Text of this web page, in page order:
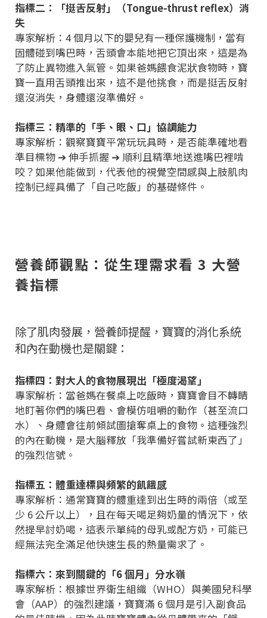
指標二：「挺舌反射」（Tongue-thrust reflex）消
失
專家解析：4 個月以下的嬰兒有一種保護機制，當有
固體碰到嘴巴時，舌頭會本能地把它頂出來，這是為
了防止異物進入氣管。如果爸媽餵食泥狀食物時，寶
寶一直用舌頭推出來，這不是他挑食，而是挺舌反射
還沒消失，身體還沒準備好。
指標三：精準的「手、眼、口」協調能力
專家解析：觀察寶寶平常玩玩具時，是否能準確地看
準目標物 ➔ 伸手抓握 ➔ 順利且精準地送進嘴巴裡啃
咬？如果他能做到，代表他的視覺空間感與上肢肌肉
控制已經具備了「自己吃飯」的基礎條件。
營養師觀點：從生理需求看 3 大營
養指標
除了肌肉發展，營養師提醒，寶寶的消化系統
和內在動機也是關鍵：
指標四：對大人的食物展現出「極度渴望」
專家解析：當爸媽在餐桌上吃飯時，寶寶會目不轉睛
地盯著你們的嘴巴看、會模仿咀嚼的動作（甚至流口
水）、身體會往前傾試圖搶奪桌上的食物。這種強烈
的內在動機，是大腦釋放「我準備好嘗試新東西了」
的強烈信號。
指標五：體重達標與頻繁的飢餓感
專家解析：通常寶寶的體重達到出生時的兩倍（或至
少 6 公斤以上），且在每天喝足夠奶量的情況下，依
然提早討奶喝，這表示單純的母乳或配方奶，可能已
經無法完全滿足他快速生長的熱量需求了。
指標六：來到關鍵的「6 個月」分水嶺
專家解析：根據世界衛生組織（WHO）與美國兒科學
會（AAP）的強烈建議，寶寶滿 6 個月是引入副食品